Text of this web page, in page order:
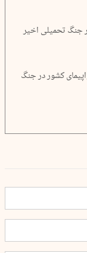
حدود ١٠ فروند هواپیمای کشور در جنگ